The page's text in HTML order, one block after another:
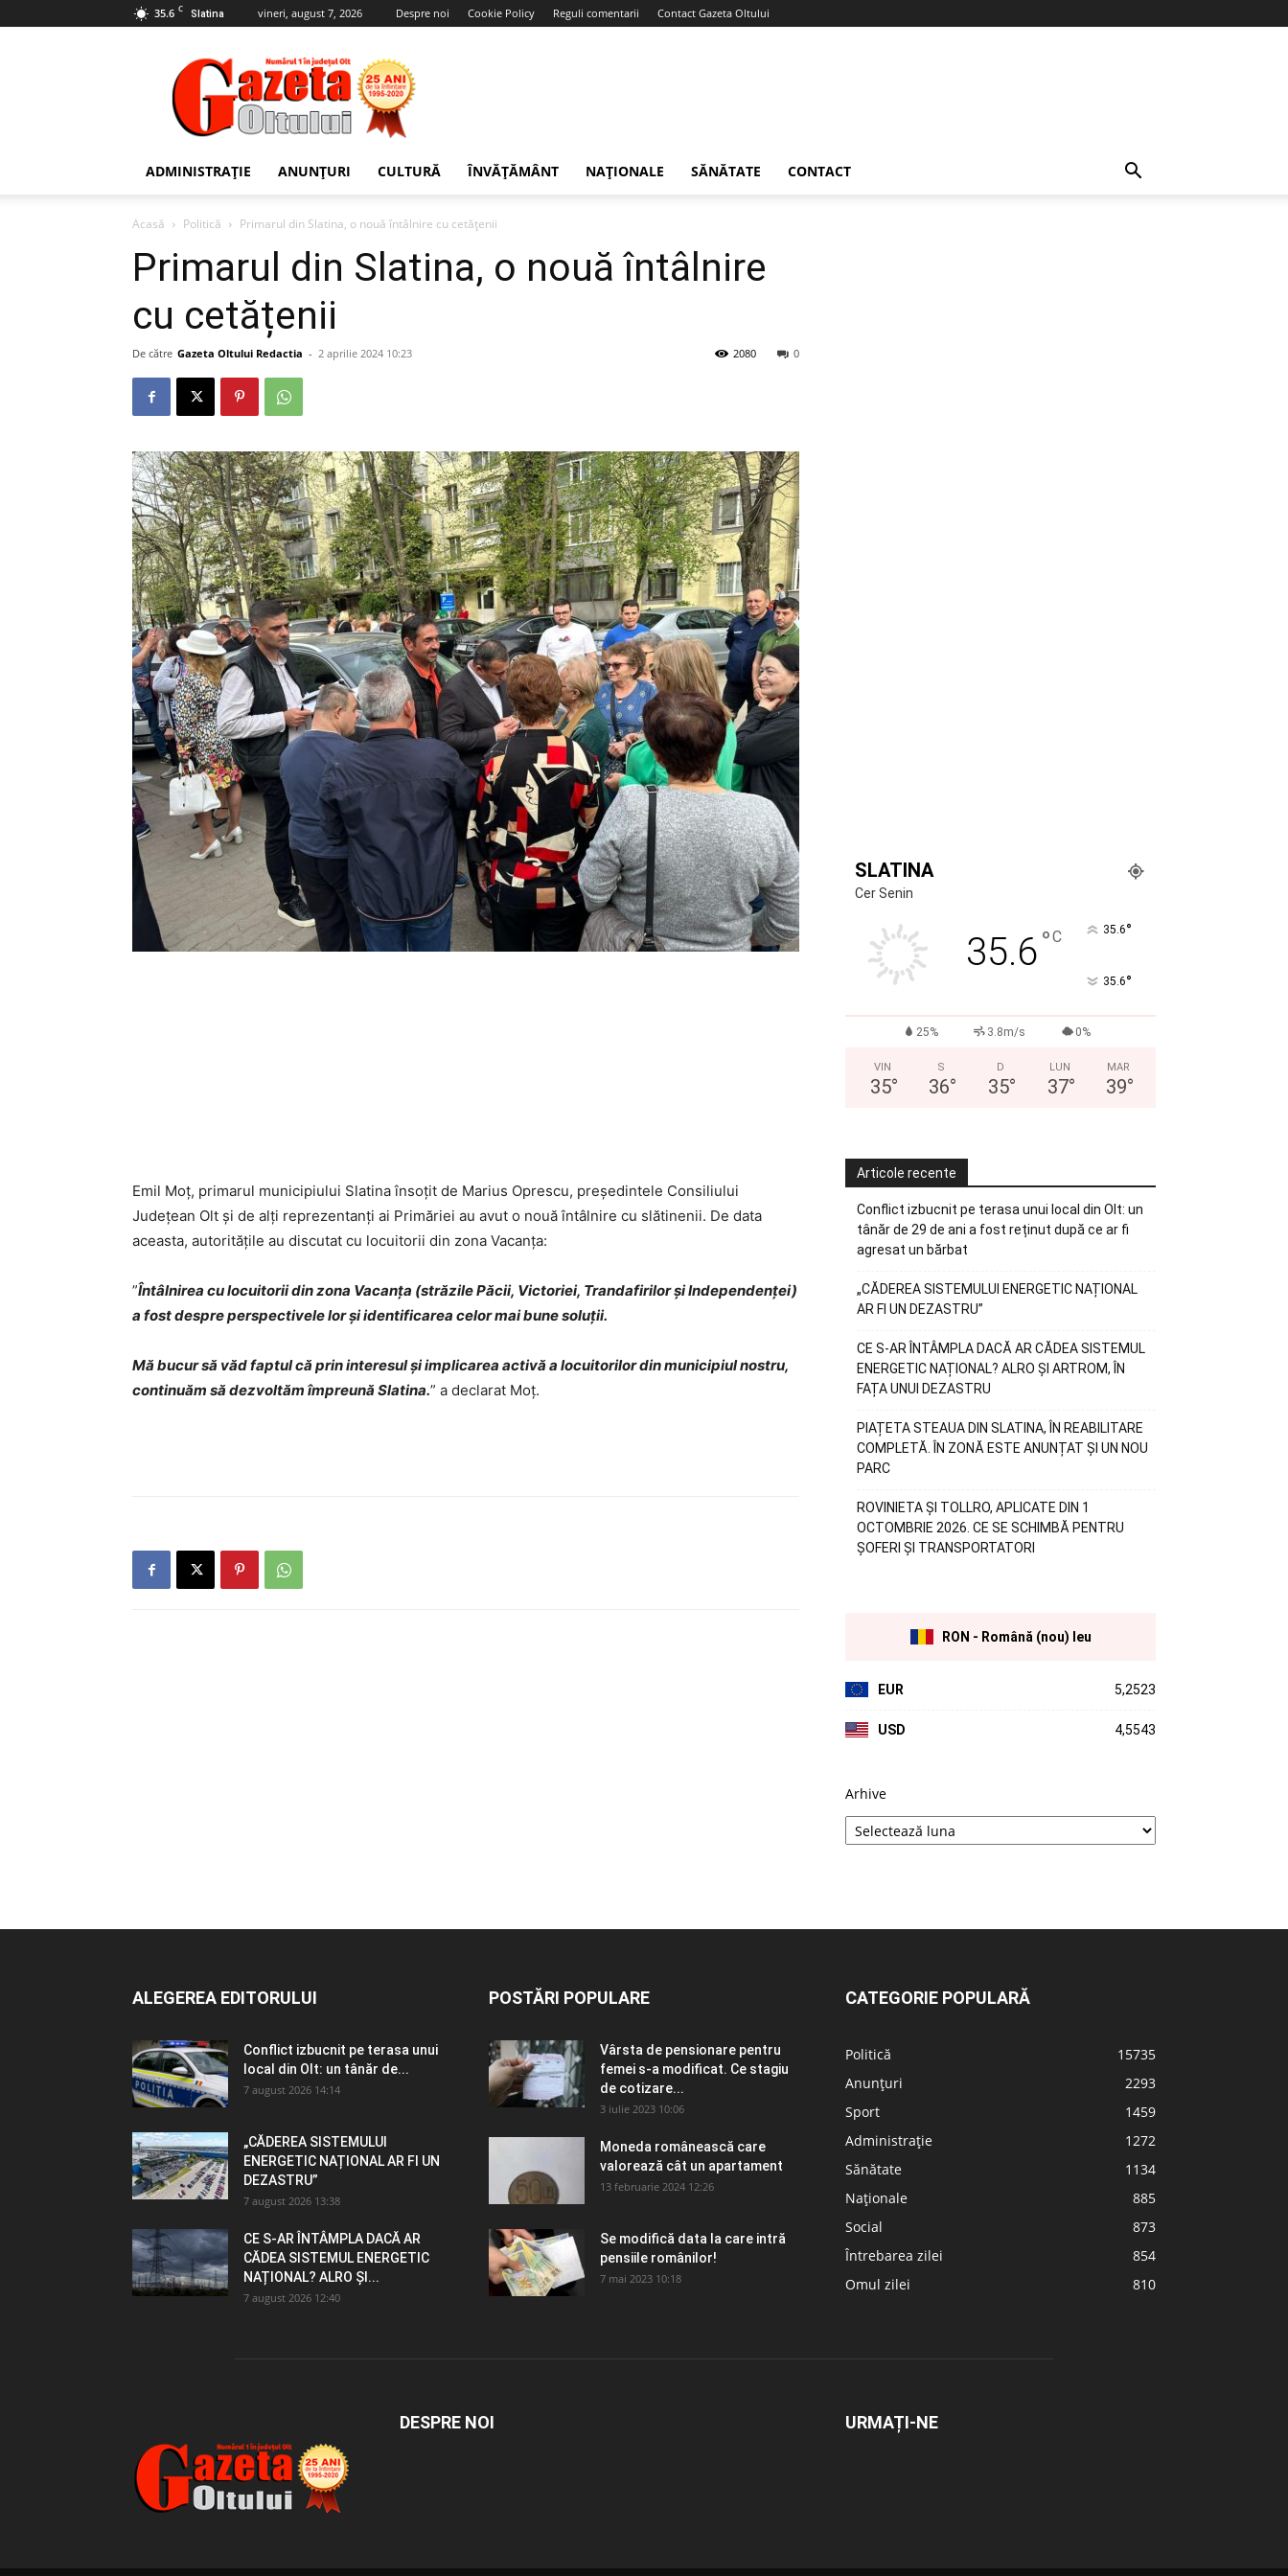
35.6 C Slatina vineri, august 7, 2026 Despre noi Cookie Policy Reguli comentarii Contact Gazeta Oltului
Gazeta
Oltului
ADMINISTRAȚIE ANUNȚURI CULTURĂ ÎNVĂȚĂMÂNT NAȚIONALE SĂNĂTATE CONTACT
Acasă Politică Primarul din Slatina, o nouă întâlnire cu cetățenii
Primarul din Slatina, o nouă întâlnire
cu cetățenii
De către Gazeta Oltului Redactia - 2 aprilie 2024 10:23 0
2080
Emil Moț, primarul municipiului Slatina însoțit de Marius Oprescu, președintele Consiliului
Județean Olt și de alți reprezentanți ai Primăriei au avut o nouă întâlnire cu slătinenii. De data
aceasta, autoritățile au discutat cu locuitorii din zona Vacanța:
”Întâlnirea cu locuitorii din zona Vacanța (străzile Păcii, Victoriei, Trandafirilor și Independenței)
a fost despre perspectivele lor și identificarea celor mai bune soluții.
Mă bucur să văd faptul că prin interesul și implicarea activă a locuitorilor din municipiul nostru,
continuăm să dezvoltăm împreună Slatina.” a declarat Moț.
SLATINA
Cer Senin
35.6°C 35.6°
35.6°
25% 3.8m/s 0%
VIN
35°
S
36°
D
35°
LUN
37°
MAR
39°
Articole recente
Conflict izbucnit pe terasa unui local din Olt: un
tânăr de 29 de ani a fost reținut după ce ar fi
agresat un bărbat
„CĂDEREA SISTEMULUI ENERGETIC NAȚIONAL
AR FI UN DEZASTRU”
CE S-AR ÎNTÂMPLA DACĂ AR CĂDEA SISTEMUL
ENERGETIC NAȚIONAL? ALRO ȘI ARTROM, ÎN
FAȚA UNUI DEZASTRU
PIAȚETA STEAUA DIN SLATINA, ÎN REABILITARE
COMPLETĂ. ÎN ZONĂ ESTE ANUNȚAT ȘI UN NOU
PARC
ROVINIETA ȘI TOLLRO, APLICATE DIN 1
OCTOMBRIE 2026. CE SE SCHIMBĂ PENTRU
ȘOFERI ȘI TRANSPORTATORI
RON - Română (nou) leu
EUR 5,2523
USD 4,5543
Arhive
ALEGEREA EDITORULUI
Conflict izbucnit pe terasa unui
local din Olt: un tânăr de...
7 august 2026 14:14
„CĂDEREA SISTEMULUI
ENERGETIC NAȚIONAL AR FI UN
DEZASTRU”
7 august 2026 13:38
CE S-AR ÎNTÂMPLA DACĂ AR
CĂDEA SISTEMUL ENERGETIC
NAȚIONAL? ALRO ȘI...
7 august 2026 12:40
POSTĂRI POPULARE
Vârsta de pensionare pentru
femei s-a modificat. Ce stagiu
de cotizare...
3 iulie 2023 10:06
Moneda românească care
valorează cât un apartament
13 februarie 2024 12:26
Se modifică data la care intră
pensiile românilor!
7 mai 2023 10:18
CATEGORIE POPULARĂ
Politică
15735
Anunțuri
2293
Sport
1459
Administrație
1272
Sănătate
1134
Naționale
885
Social
873
Întrebarea zilei
854
Omul zilei
810
DESPRE NOI URMAȚI-NE